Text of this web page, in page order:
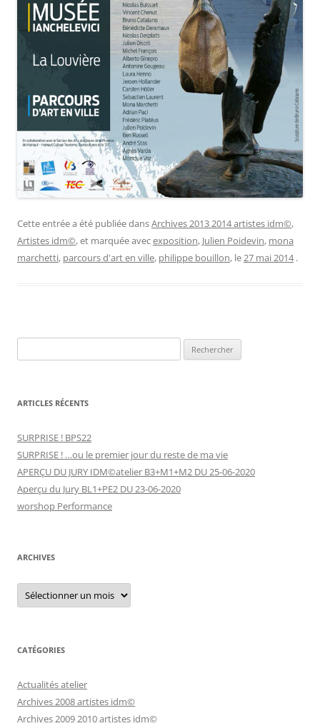
Cette entrée a été publiée dansArchives 2013 2014 artistes idm©,
Artistes idm©, et marquée avecexposition, Julien Poidevin, mona
marchetti, parcours d'art en ville, philippe bouillon, le27 mai 2014 .
ARTICLES RÉCENTS
SURPRISE ! BPS22
SURPRISE ! …ou le premier jour du reste de ma vie
APERÇU DU JURY IDM©atelier B3+M1+M2 DU 25-06-2020
Aperçu du Jury BL1+PE2 DU 23-06-2020
worshop Performance
ARCHIVES
Archives
CATÉGORIES
Actualités atelier
Archives 2008 artistes idm©
Archives 2009 2010 artistes idm©